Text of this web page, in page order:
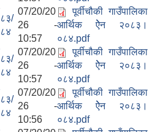
८३/
८४
07/20/20
26 -
10:57
पूर्वीचौकी गाउँपालिका
आर्थिक ऐेन २०८३।
०८४.pdf
८३/
८४
07/20/20
26 -
10:57
पूर्वीचौकी गाउँपालिका
आर्थिक ऐेन २०८३।
०८४.pdf
८३/
८४
07/20/20
26 -
10:56
पूर्वीचौकी गाउँपालिका
आर्थिक ऐेन २०८३।
०८४.pdf